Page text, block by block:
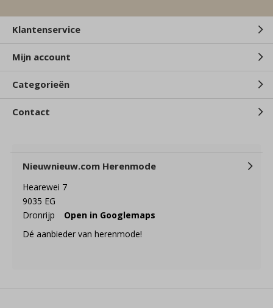
Klantenservice
Mijn account
Categorieën
Contact
Nieuwnieuw.com Herenmode
Hearewei 7
9035 EG
Dronrijp
Open in Googlemaps
Dé aanbieder van herenmode!